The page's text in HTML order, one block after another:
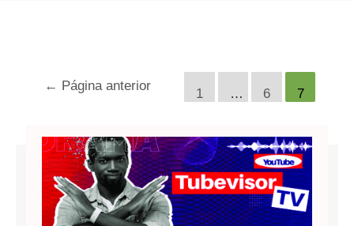
posts
← Página anterior
1 … 6 7